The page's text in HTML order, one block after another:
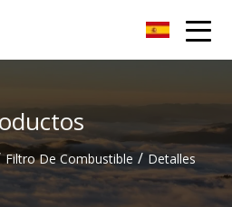
Filtro De Combustible / Detalles